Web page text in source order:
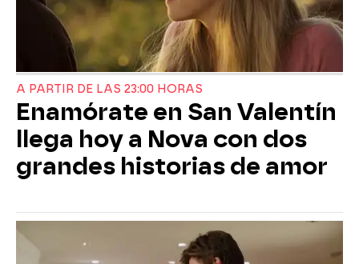
A PARTIR DE LAS 23:00 HORAS
Enamórate en San Valentín
llega hoy a Nova con dos
grandes historias de amor